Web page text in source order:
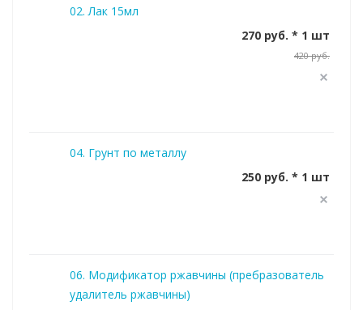
02. Лак 15мл
270 руб. * 1 шт
420 руб.
04. Грунт по металлу
250 руб. * 1 шт
06. Модификатор ржавчины (пребразователь
удалитель ржавчины)